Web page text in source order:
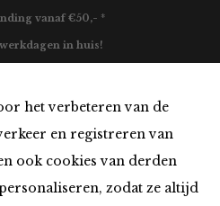
het verbeteren van de
en registreren van
ook cookies van derden
zodat ze altijd
vanaf €50,- *
in huis!